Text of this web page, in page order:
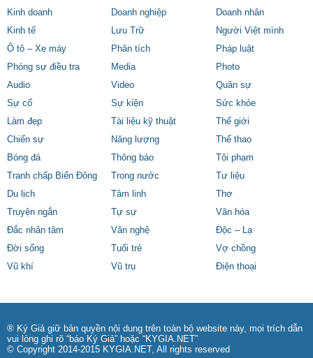
Kinh doanh
Doanh nghiệp
Doanh nhân
Kinh tế
Lưu Trữ
Người Việt mình
Ô tô – Xe máy
Phân tích
Pháp luật
Phóng sự điều tra
Media
Photo
Audio
Video
Quân sự
Sự cố
Sự kiện
Sức khỏe
Làm đẹp
Tài liệu kỹ thuật
Thế giới
Chiến sự
Năng lượng
Thể thao
Bóng đá
Thông báo
Tội phạm
Tranh chấp Biển Đông
Trong nước
Tư liệu
Du lịch
Tâm linh
Thơ
Truyện ngắn
Tự sự
Văn hóa
Đắc nhân tâm
Văn nghệ
Độc – Lạ
Đời sống
Tuổi trẻ
Vợ chồng
Vũ khí
Vũ trụ Điện thoại
® Ký Giả giữ bản quyền nội dung trên toàn bộ website này, mọi trích dẫn
vui lòng ghi rõ “báo Ký Giả” hoặc “KYGIA.NET”
© Copyright 2014-2015 KYGIA.NET, All rights reserved